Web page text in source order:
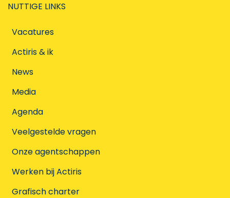
NUTTIGE LINKS
Vacatures
Actiris & ik
News
Media
Agenda
Veelgestelde vragen
Onze agentschappen
Werken bij Actiris
Grafisch charter